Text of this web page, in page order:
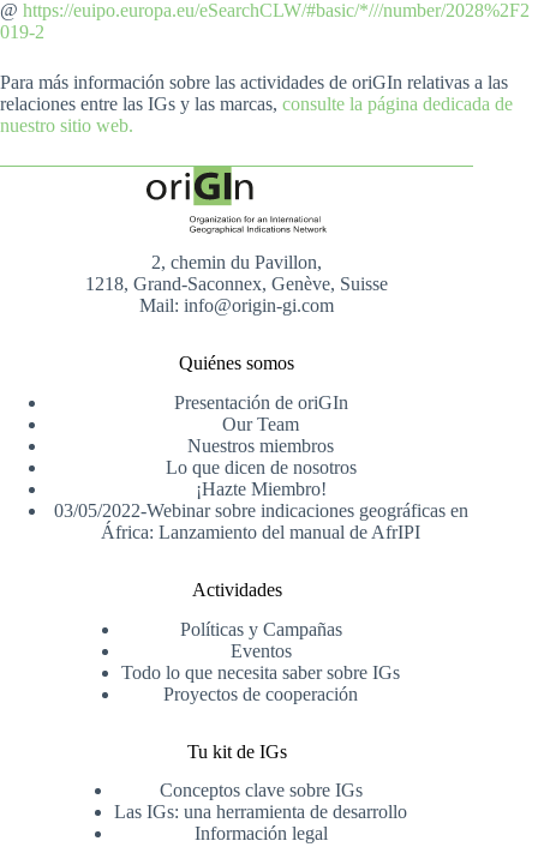
@ https://euipo.europa.eu/eSearchCLW/#basic/*///number/2028%2F2
019-2
Para más información sobre las actividades de oriGIn relativas a las
relaciones entre las IGs y las marcas, consulte la página dedicada de
nuestro sitio web.
2, chemin du Pavillon,
1218, Grand-Saconnex, Genève, Suisse
Mail: info@origin-gi.com
Quiénes somos
Presentación de oriGIn
Our Team
Nuestros miembros
Lo que dicen de nosotros
¡Hazte Miembro!
03/05/2022-Webinar sobre indicaciones geográficas en
África: Lanzamiento del manual de AfrIPI
Actividades
Políticas y Campañas
Eventos
Todo lo que necesita saber sobre IGs
Proyectos de cooperación
Tu kit de IGs
Conceptos clave sobre IGs
Las IGs: una herramienta de desarrollo
Información legal